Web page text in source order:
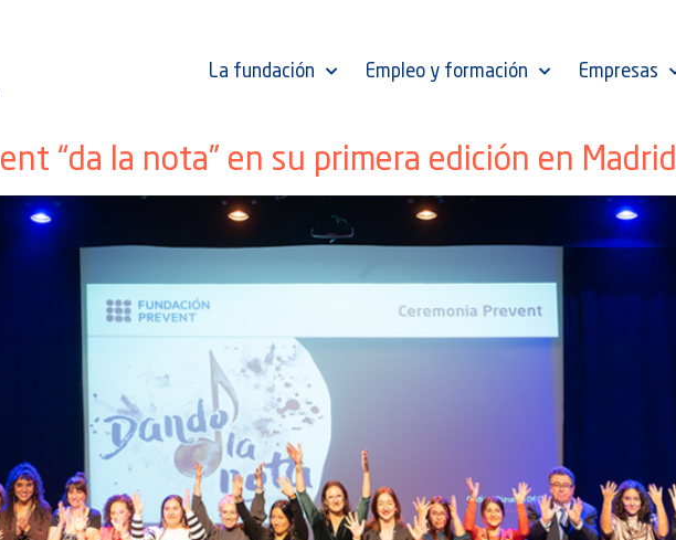
La fundación Empleo y formación Empresas
“da la nota” en su primera edición en Madrid